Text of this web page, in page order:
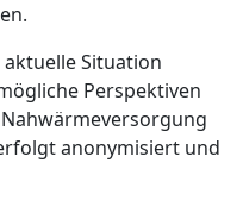
Situation
Perspektiven
anonymisiert und